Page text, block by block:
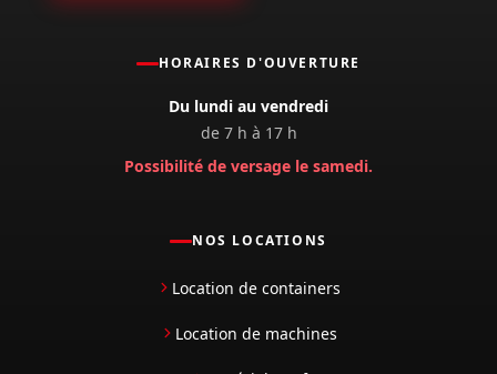
NOS LOCATIONS
Location de containers
Location de machines
HORAIRES D'OUVERTURE
Du lundi au vendredi
de 7 h à 17 h
Possibilité de versage le samedi.